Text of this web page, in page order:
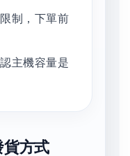
制，下單前
主機容量是
方式